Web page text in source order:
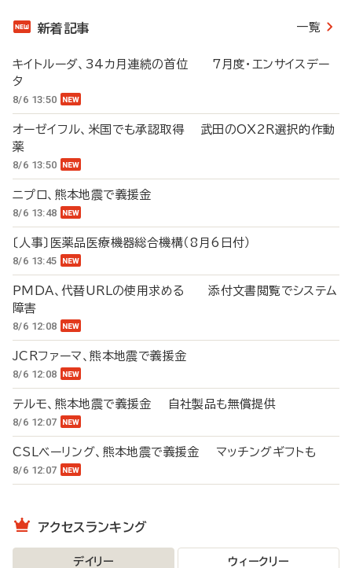
新着記事 一覧
キイトルーダ、34カ月連続の首位 7月度・エンサイスデー
タ
8/6 13:50
オーゼイフル、米国でも承認取得 武田のOX2R選択的作動
薬
8/6 13:50
ニプロ、熊本地震で義援金
8/6 13:48
〔人事〕医薬品医療機器総合機構（8月6日付）
8/6 13:45
PMDA、代替URLの使用求める 添付文書閲覧でシステム
障害
8/6 12:08
JCRファーマ、熊本地震で義援金
8/6 12:08
テルモ、熊本地震で義援金 自社製品も無償提供
8/6 12:07
CSLベーリング、熊本地震で義援金 マッチングギフトも
8/6 12:07
アクセスランキング
デイリー ウィークリー